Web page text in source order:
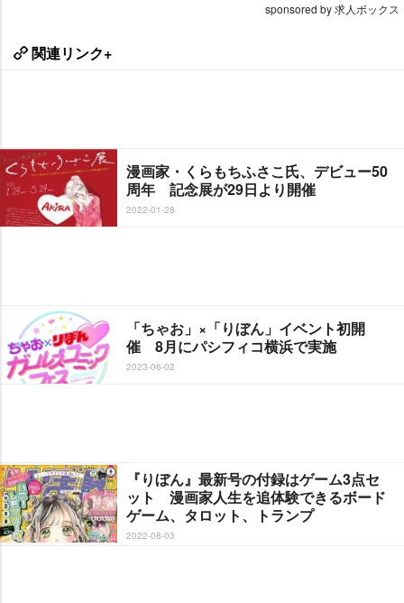
sponsored by 求人ボックス
関連リンク+
漫画家・くらもちふさこ氏、デビュー50
周年 記念展が29日より開催
2022-01-28
「ちゃお」×「りぼん」イベント初開
催 8月にパシフィコ横浜で実施
2023-06-02
『りぼん』最新号の付録はゲーム3点セ
ット 漫画家人生を追体験できるボード
ゲーム、タロット、トランプ
2022-08-03